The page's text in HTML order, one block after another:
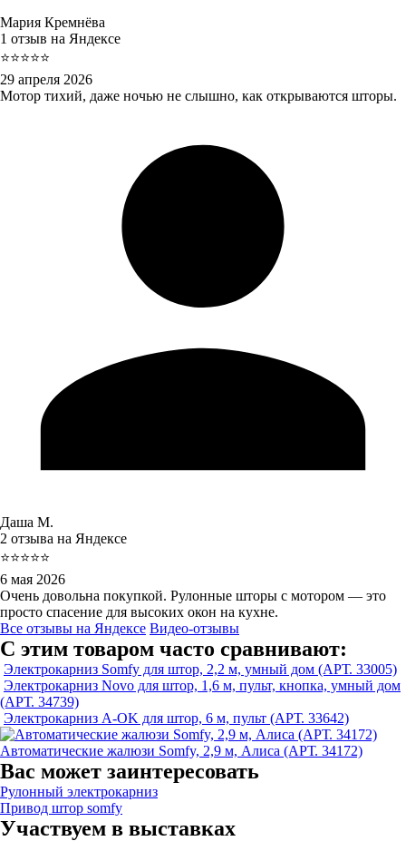
Мария Кремнёва
1 отзыв на Яндексе
⭐⭐⭐⭐⭐
29 апреля 2026
Мотор тихий, даже ночью не слышно, как открываются шторы.
Даша М.
2 отзыва на Яндексе
⭐⭐⭐⭐⭐
6 мая 2026
Очень довольна покупкой. Рулонные шторы с мотором — это
просто спасение для высоких окон на кухне.
Все отзывы на Яндексе Видео-отзывы
С этим товаром часто сравнивают:
Электрокарниз Somfy для штор, 2,2 м, умный дом (АРТ. 33005)
Электрокарниз Novo для штор, 1,6 м, пульт, кнопка, умный дом
(АРТ. 34739)
Электрокарниз A-OK для штор, 6 м, пульт (АРТ. 33642)
Автоматические жалюзи Somfy, 2,9 м, Алиса (АРТ. 34172)
Вас может заинтересовать
Рулонный электрокарниз
Привод штор somfy
Участвуем в выставках